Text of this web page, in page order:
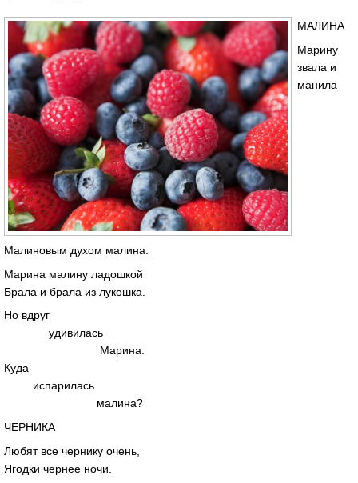
МАЛИНА
Марину
звала и
манила
Малиновым духом малина.
Марина малину ладошкой
Брала и брала из лукошка.
Но вдруг
удивилась
Марина:
Куда
испарилась
малина?
ЧЕРНИКА
Любят все чернику очень,
Ягодки чернее ночи.